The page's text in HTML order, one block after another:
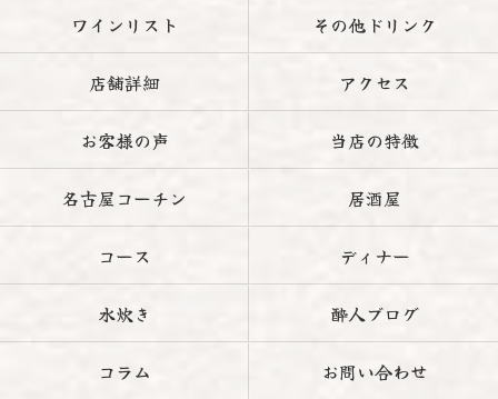
ワインリスト その他ドリンク
店舗詳細 アクセス
お客様の声 当店の特徴
名古屋コーチン 居酒屋
コース ディナー
水炊き 酔人ブログ
コラム お問い合わせ